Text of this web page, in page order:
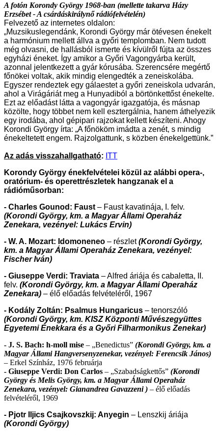
A fotón Korondy György 1968-ban (mellette takarva Házy
Erzsébet - A csárdáskirálynő rádiófelvételén)
Felvezető az internetes oldalon:
„Muzsikuslegendánk, Korondi György már ötévesen énekelt
a harmónium mellett állva a győri templomban. Nem tudott
még olvasni, de hallásból ismerte és kívülről fújta az összes
egyházi éneket. Így amikor a Győri Vagongyárba került,
azonnal jelentkezett a gyár kórusába. Szerencsére megértő
főnökei voltak, akik mindig elengedték a zeneiskolába.
Egyszer rendeztek egy gálaestet a győri zeneiskola udvarán,
ahol a Virágáriát meg a Hunyadiból a börtönkettőst énekelte.
Ezt az előadást látta a vagongyár igazgatója, és másnap
közölte, hogy többet nem kell esztergálnia, hanem áthelyezik
egy irodába, ahol gépipari rajzokat kellett készíteni. Ahogy
Korondi György írta: „A főnököm imádta a zenét, s mindig
énekeltetett engem. Rajzolgattunk, s közben énekelgettünk.”
Az adás visszahallgatható: ITT
Korondy György énekfelvételei közül az alábbi opera-,
oratórium- és operettrészletek hangzanak el a
rádióműsorban:
- Charles Gounod: Faust – Faust kavatinája, I. felv.
(Korondi György, km. a Magyar Állami Operaház
Zenekara, vezényel: Lukács Ervin)
- W. A. Mozart: Idomoneneo – részlet(Korondi György,
km. a Magyar Állami Operaház Zenekara, vezényel:
Fischer Iván)
- Giuseppe Verdi: Traviata – Alfred áriája és cabaletta, II.
felv. (Korondi György, km. a Magyar Állami Operaház
Zenekara) – élő előadás felvételéről, 1967
- Kodály Zoltán: Psalmus Hungaricus – tenorszóló
(Korondi György, km. KISZ Központi Művészegyüttes
Egyetemi Énekkara és a Győri Filharmonikus Zenekar)
- J. S. Bach: h-moll mise – „Benedictus” (Korondi György, km. a
Magyar Állami Hangversenyzenekar, vezényel: Ferencsik János)
– Erkel Színház, 1976 februárja
- Giuseppe Verdi: Don Carlos – „Szabadságkettős” (Korondi
György és Melis György, km. a Magyar Állami Operaház
Zenekara, vezényel: Gianandrea Gavazzeni ) – élő előadás
felvételéről, 1969
- Pjotr Iljics Csajkovszkij: Anyegin – Lenszkij áriája
(Korondi György)